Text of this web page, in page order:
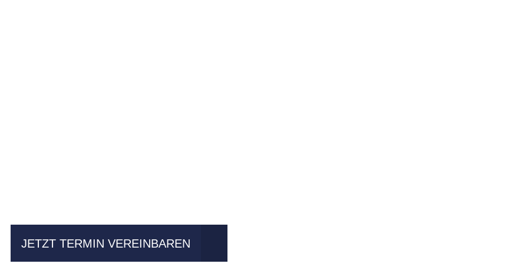
JETZT TERMIN VEREINBAREN